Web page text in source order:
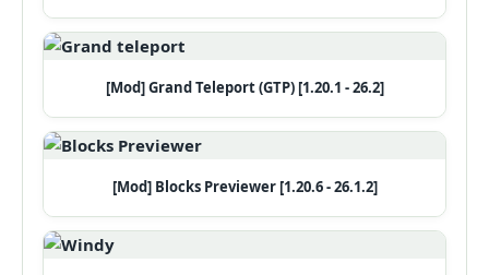
[Mod] Grand Teleport (GTP) [1.20.1 - 26.2]
[Mod] Blocks Previewer [1.20.6 - 26.1.2]